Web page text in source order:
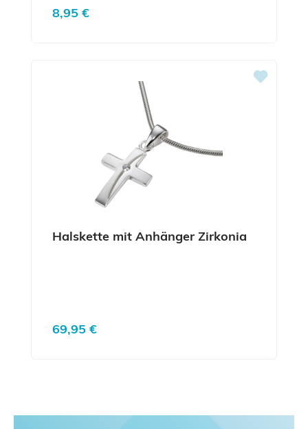
Regulärer Preis:
8,95 €
Halskette mit Anhänger Zirkonia
Regulärer Preis:
69,95 €